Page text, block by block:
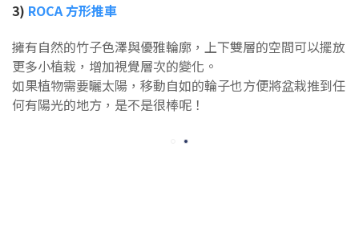
3) ROCA 方形推車
擁有自然的竹子色澤與優雅輪廓，上下雙層的空間可以擺放
更多小植栽，增加視覺層次的變化。
如果植物需要曬太陽，移動自如的輪子也方便將盆栽推到任
何有陽光的地方，是不是很棒呢！